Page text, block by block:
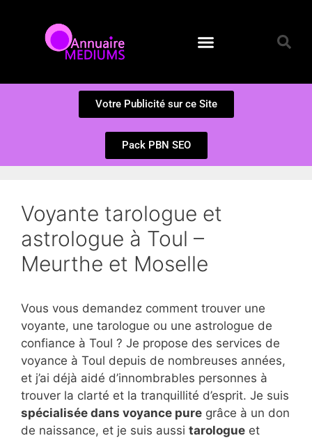
Votre Publicité sur ce Site
Pack PBN SEO
Voyante tarologue et
astrologue à Toul –
Meurthe et Moselle
Vous vous demandez comment trouver une
voyante, une tarologue ou une astrologue de
confiance à Toul ? Je propose des services de
voyance à Toul depuis de nombreuses années,
et j’ai déjà aidé d’innombrables personnes à
trouver la clarté et la tranquillité d’esprit. Je suis
spécialisée dans voyance pure grâce à un don
de naissance, et je suis aussi tarologue et